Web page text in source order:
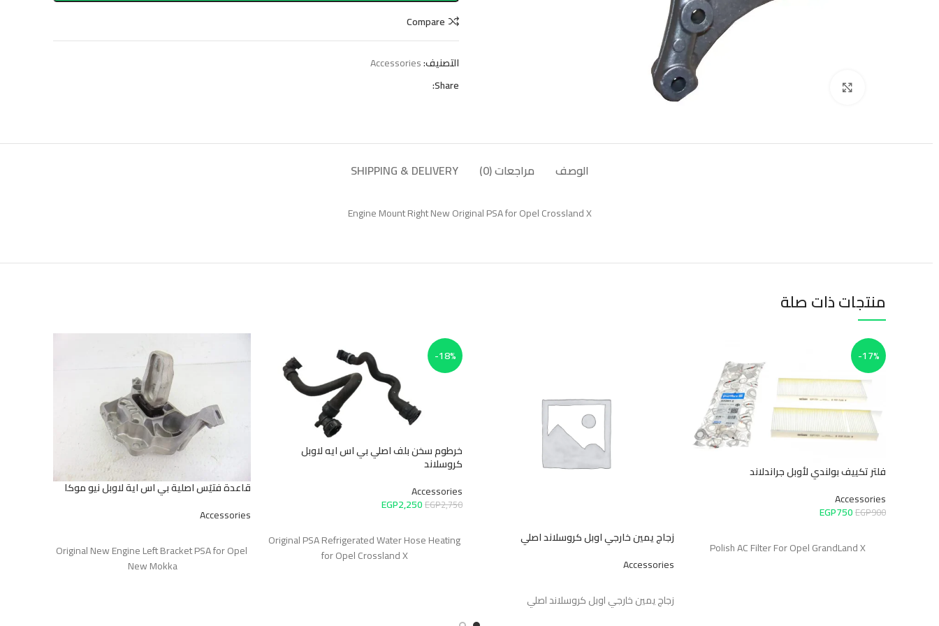
Compare
التصنيف:Accessories
Share:
الوصف مراجعات (0) SHIPPING & DELIVERY
Engine Mount Right New Original PSA for Opel Crossland X
منتجات ذات صلة
-17%
فلتر تكييف بولندي لأوبل جراندلاند
Accessories
EGP900
EGP750
Polish AC Filter For Opel GrandLand X
زجاج يمين خارجي اوبل كروسلاند اصلي
Accessories
زجاج يمين خارجي اوبل كروسلاند اصلي
-18%
خرطوم سخن بلف اصلي بي اس ايه لاوبل
كروسلاند
Accessories
EGP2,750
EGP2,250
Original PSA Refrigerated Water Hose Heating
for Opel Crossland X
قاعدة فتيَس اصلية بي اس اية لاوبل نيو موكا
Accessories
Original New Engine Left Bracket PSA for Opel
New Mokka